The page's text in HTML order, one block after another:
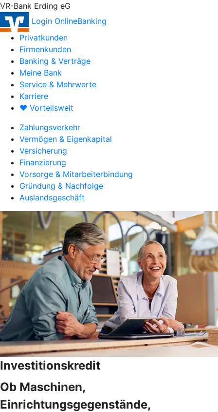
VR-Bank Erding eG
Login OnlineBanking
Privatkunden
Firmenkunden
Banking & Verträge
Meine Bank
Service & Mehrwerte
Karriere
♥ Vorteilswelt
Zahlungsverkehr
Vermögen & Eigenkapital
Versicherung
Finanzierung
Vorsorge & Mitarbeiterbindung
Gründung & Nachfolge
Auslandsgeschäft
Investitionskredit
Ob Maschinen,
Einrichtungsgegenstände,